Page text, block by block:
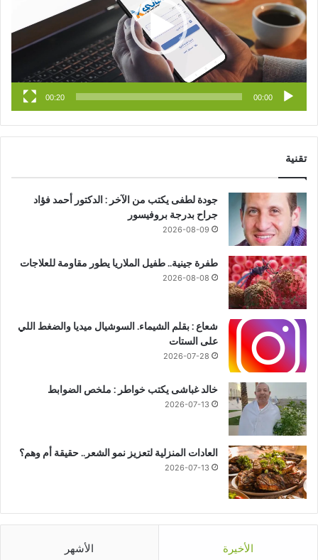
ك
u
b
e
ر
ا
م
00:00
00:20
تقنية
جودة لطفى يكتب من الآخر : الدكتور أحمد فؤاد
جراح بدرجة بروفيسور
2026-08-09
طفرة جينية.. طفيل الملاريا يطور مقاومة للعلاجات
2026-08-08
شعاع : بقلم الشيماء. السوشيال ميديا والضغط اللي
على الستات
2026-07-28
خالد غباشى يكتب خواطر : ملخص الضوابط
2026-07-13
العادات المنزلية لتعزيز نمو الشعر.. حقيقة أم وهم؟
2026-07-13
الأخيرة الأشهر